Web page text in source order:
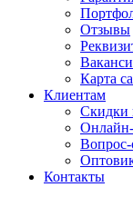
Отзывы
Карта
Клиентам
Скидки
Онлайн-
Вопрос-
Контакты